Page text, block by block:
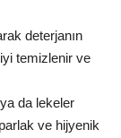
deterjanın
iyi temizlenir ve
da lekeler
ve hijyenik